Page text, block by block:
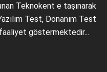
Teknokent e taşınarak
Test, Donanım Test
göstermektedir...